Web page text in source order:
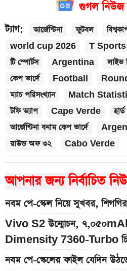
গুগল
ট্যাগ: আর্জেন্টিনা ফুটবল
world cup 2026
T Sports
টি স্পোর্টস
Argentina লাইভ
কেপ ভার্দে
Football
ম্যাচ পরিসংখ্যান
Match
টফি অ্যাপ
Cape Verde
আর্জেন্টিনা বনাম কেপ ভার্দে
রাউন্ড অফ ৩২
Cabo Verde
আপনার জন্য নির্বাচিত
নবম পে-স্কেল নিয়ে সুখবর,
Vivo S2 উন্মোচন, ৭,০৫০mAh
Dimensity 7360-Turbo
নবম পে-স্কেলের ফাইল যেদিন উঠতে